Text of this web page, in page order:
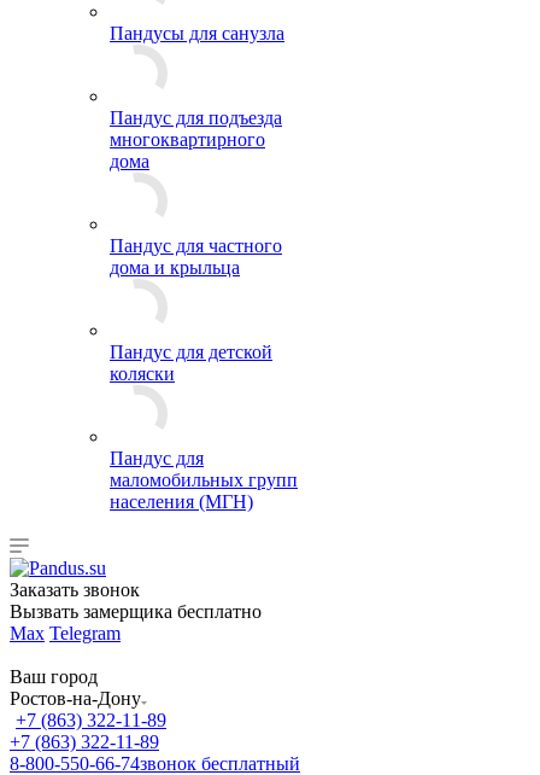
Пандусы для санузла
Пандус для подъезда
многоквартирного
дома
Пандус для частного
дома и крыльца
Пандус для детской
коляски
Пандус для
маломобильных групп
населения (МГН)
Заказать звонок
Вызвать замерщика бесплатно
Max Telegram
Ваш город
Ростов-на-Дону
+7 (863) 322-11-89
+7 (863) 322-11-89
8-800-550-66-74звонок бесплатный